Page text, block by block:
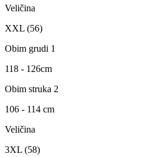
Veličina
XXL (56)
Obim grudi 1
118 - 126cm
Obim struka 2
106 - 114 cm
Veličina
3XL (58)